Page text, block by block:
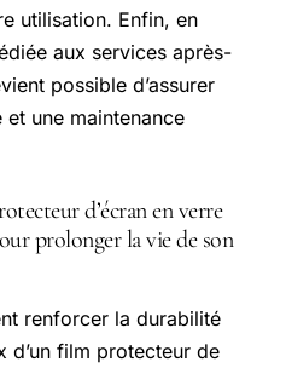
utilisation. Enfin, en
aux services après-
possible d’assurer
une maintenance
d’écran en verre
prolonger la vie de son
renforcer la durabilité
d’un film protecteur de